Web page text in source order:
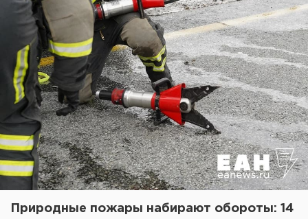
Природные пожары набирают обороты: 14